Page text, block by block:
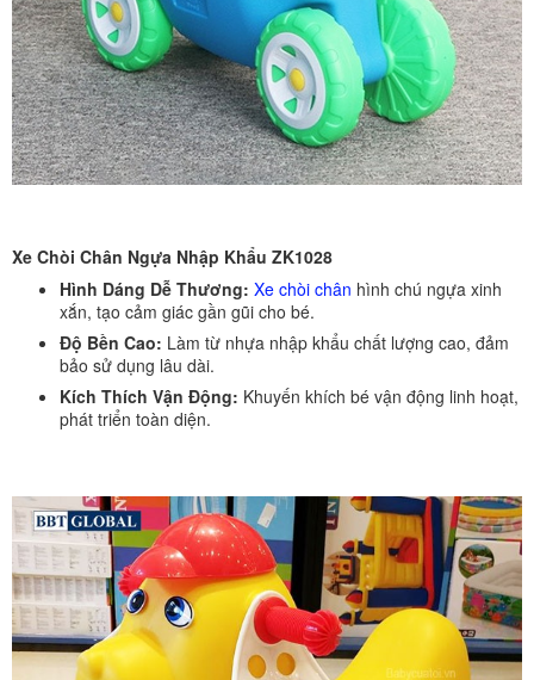
Xe Chòi Chân Ngựa Nhập Khẩu ZK1028
Hình Dáng Dễ Thương: Xe chòi chân hình chú ngựa xinh
xắn, tạo cảm giác gần gũi cho bé.
Độ Bền Cao: Làm từ nhựa nhập khẩu chất lượng cao, đảm
bảo sử dụng lâu dài.
Kích Thích Vận Động: Khuyến khích bé vận động linh hoạt,
phát triển toàn diện.